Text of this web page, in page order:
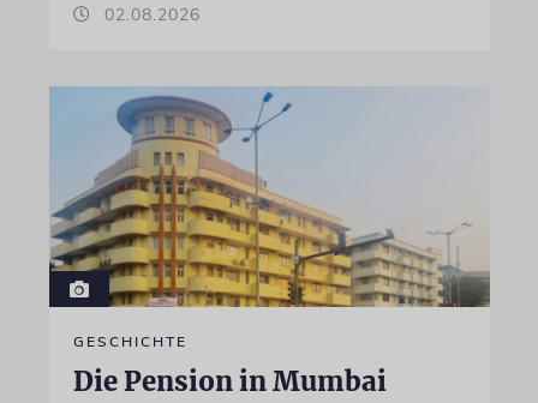
02.08.2026
GESCHICHTE
Die Pension in Mumbai